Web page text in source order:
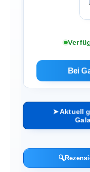
Bei
➤ Aktuell
🔍